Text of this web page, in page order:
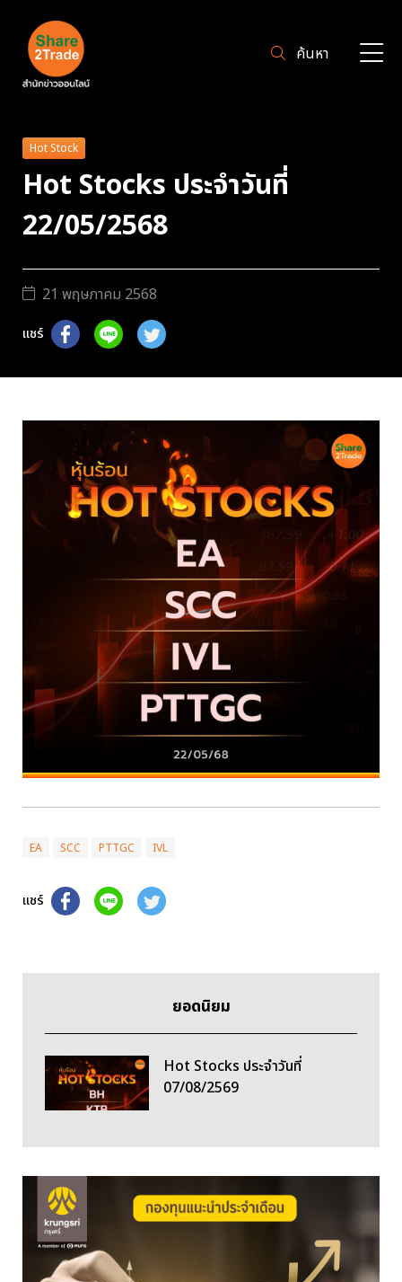
ค้นหา
Hot Stock
Hot Stocks ประจำวันที่
22/05/2568
21 พฤษภาคม 2568
แชร์
EA SCC PTTGC IVL
แชร์
ยอดนิยม
Hot Stocks ประจำวันที่
07/08/2569